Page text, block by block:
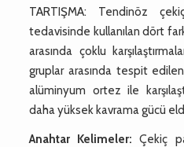
TARTIŞMA: Tendinöz
tedavisinde kullanılan dört
arasında çoklu
gruplar arasında tespit
alüminyum ortez ile
daha yüksek kavrama gücü
Anahtar Kelimeler: Çekiç